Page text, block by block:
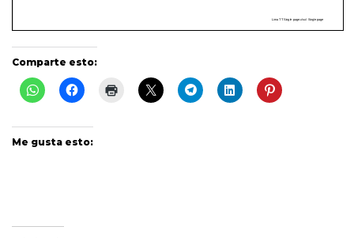
Comparte esto:
Me gusta esto: